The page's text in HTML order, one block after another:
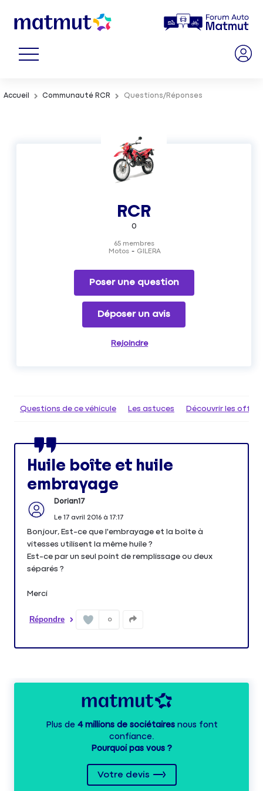
Accueil Communauté RCR Questions/Réponses
RCR
0
Motos GILERA
65membres
Poser une question
Déposer un avis
Rejoindre
Questions de ce véhicule Les astuces Découvrir les
Huile boîte et huile
embrayage
Dorian17
Le 17 avril 2016à 17:17
Bonjour, Est-ce que l'embrayage et la boîte à
vitesses utilisent la même huile ?
Est-ce par un seul point de remplissage ou deux
séparés ?
Merci
Répondre 0
Plus de 4 millions de sociétairesnous font
confiance.
Pourquoi pas vous ?
Votre devis